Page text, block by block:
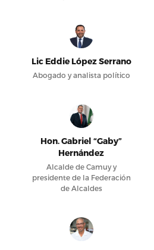
Lic Eddie López Serrano
Abogado y analista político
Hon. Gabriel “Gaby”
Hernández
Alcalde de Camuy y
presidente de la Federación
de Alcaldes